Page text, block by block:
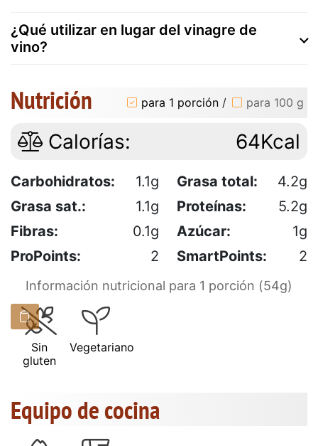
¿Qué utilizar en lugar del vinagre de
vino?
Nutrición para 1 porción / para 100 g
Calorías: 64Kcal
Carbohidratos: 1.1g Grasa total:
4.2g
Grasa sat.:
1.1g Proteínas:
5.2g
Fibras:
0.1g Azúcar:
1g
ProPoints:
2 SmartPoints: 2
Información nutricional para 1 porción (54g)
Sin
gluten
Vegetariano
Equipo de cocina